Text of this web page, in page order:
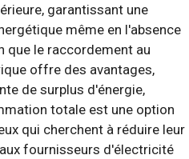
garantissant une
même en l'absence
que le raccordement au
offre des avantages,
de surplus d'énergie,
totale est une option
qui cherchent à réduire leur
fournisseurs d'électricité